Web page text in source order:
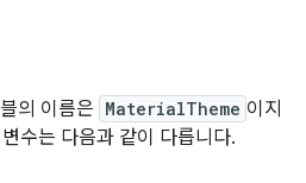
의 이름은 MaterialTheme 이지
수는 다음과 같이 다릅니다.